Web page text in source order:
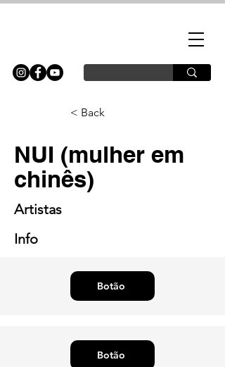
< Back
NUI (mulher em
chinês)
Artistas
Info
Botão
Botão